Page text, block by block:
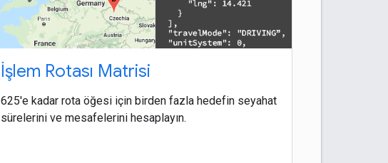
İşlem Rotası Matrisi
625'e kadar rota öğesi için birden fazla hedefin seyahat
sürelerini ve mesafelerini hesaplayın.